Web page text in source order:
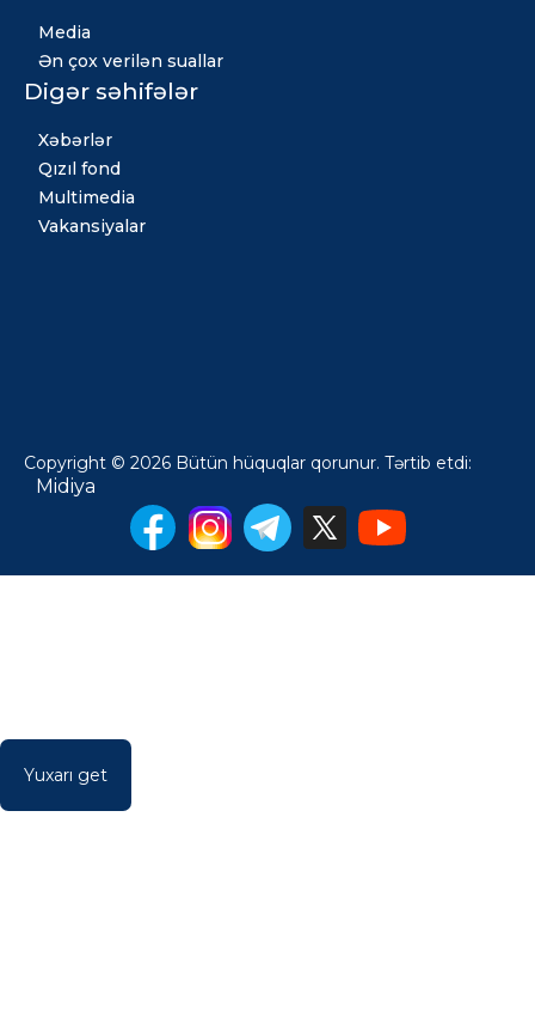
Media
Ən çox verilən suallar
Digər səhifələr
Xəbərlər
Qızıl fond
Multimedia
Vakansiyalar
Copyright © 2026 Bütün hüquqlar qorunur. Tərtib etdi:
Midiya
Yuxarı get